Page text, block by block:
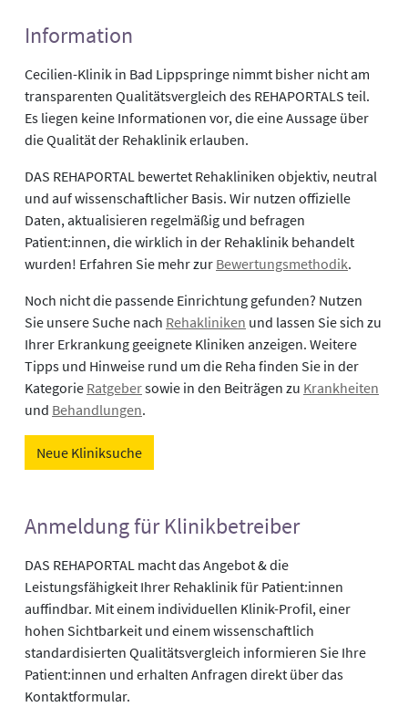
Information
Cecilien-Klinik in Bad Lippspringe nimmt bisher nicht am
transparenten Qualitätsvergleich des REHAPORTALS teil.
Es liegen keine Informationen vor, die eine Aussage über
die Qualität der Rehaklinik erlauben.
DAS REHAPORTAL bewertet Rehakliniken objektiv, neutral
und auf wissenschaftlicher Basis. Wir nutzen offizielle
Daten, aktualisieren regelmäßig und befragen
Patient:innen, die wirklich in der Rehaklinik behandelt
wurden! Erfahren Sie mehr zur Bewertungsmethodik.
Noch nicht die passende Einrichtung gefunden? Nutzen
Sie unsere Suche nach Rehakliniken und lassen Sie sich zu
Ihrer Erkrankung geeignete Kliniken anzeigen. Weitere
Tipps und Hinweise rund um die Reha finden Sie in der
Kategorie Ratgebersowie in den Beiträgen zu Krankheiten
und Behandlungen.
Neue Kliniksuche
Anmeldung für Klinikbetreiber
DAS REHAPORTAL macht das Angebot & die
Leistungsfähigkeit Ihrer Rehaklinik für Patient:innen
auffindbar. Mit einem individuellen Klinik-Profil, einer
hohen Sichtbarkeit und einem wissenschaftlich
standardisierten Qualitätsvergleich informieren Sie Ihre
Patient:innen und erhalten Anfragen direkt über das
Kontaktformular.